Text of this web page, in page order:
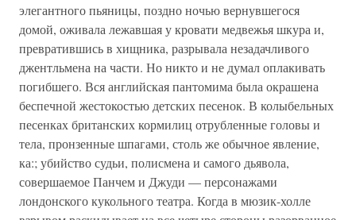
элегантного пьяницы, поздно ночью вернувшегося
домой, оживала лежавшая у кровати медвежья шкура и,
превратившись в хищника, разрывала незадачливого
джентльмена на части. Но никто и не думал оплакивать
погибшего. Вся английская пантомима была окрашена
беспечной жестокостью детских песенок. В колыбельных
песенках британских кормилиц отрубленные головы и
тела, пронзенные шпагами, столь же обычное явление,
ка:; убийство судьи, полисмена и самого дьявола,
совершаемое Панчем и Джуди — персонажами
лондонского кукольного театра. Когда в мюзик-холле